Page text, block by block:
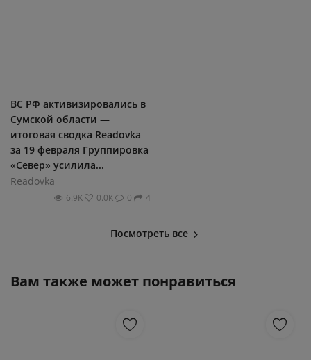
ВС РФ активизировались в
Сумской области —
итоговая сводка Readovka
за 19 февраля Группировка
«Север» усилила...
Readovka
6.9К 0.0К 0 4
Посмотреть все
Вам также может понравиться